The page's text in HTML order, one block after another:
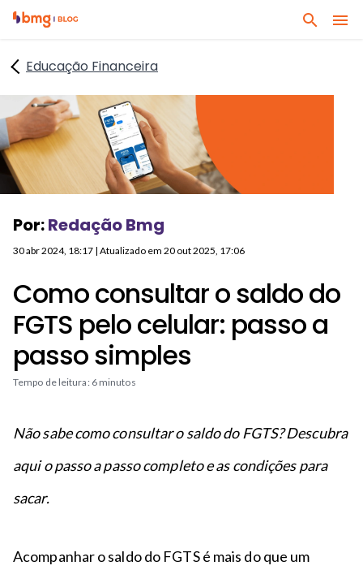
I
p
a
r
a
o
c
o
n
e
ú
o
r
i
n
c
p
l
I
p
a
r
a
o
c
o
n
e
ú
o
o
d
a
p
B
a
s
Educação Financeira
Por:Redação Bmg
30 abr 2024, 18:17 | Atualizado em 20 out 2025, 17:06
Como consultar o saldo do
FGTS pelo celular: passo a
passo simples
Tempo de leitura: 6 minutos
Não sabe como consultar o saldo do FGTS? Descubra
aqui o passo a passo completo e as condições para
sacar.
Acompanhar o saldo do FGTS é mais do que um